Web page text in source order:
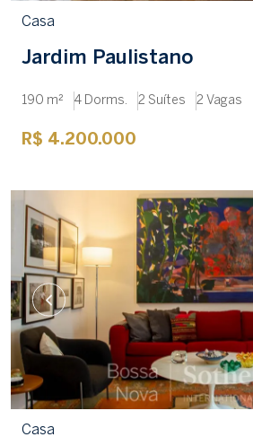
Casa
Jardim Paulistano
190 m² 4 Dorms. 2 Suítes 2 Vagas
R$ 4.200.000
Casa